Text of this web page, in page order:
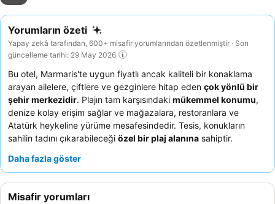
Yorumların özeti
Yapay zekâ tarafından, 600+ misafir yorumlarından özetlenmiştir · Son
güncelleme tarihi: 29 May 2026
Bu otel, Marmaris'te uygun fiyatlı ancak kaliteli bir konaklama
arayan ailelere, çiftlere ve gezginlere hitap eden çok yönlü bir
şehir merkezidir. Plajın tam karşısındaki mükemmel konumu,
denize kolay erişim sağlar ve mağazalara, restoranlara ve
Atatürk heykeline yürüme mesafesindedir. Tesis, konukların
sahilin tadını çıkarabileceği özel bir plaj alanına sahiptir.
akşam yemeği menülerini sürekli olarak övmektedir. Daha sakin
düşünebilirsiniz.
Daha fazla göster
Misafir yorumları